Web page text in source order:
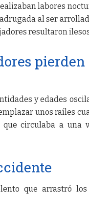
labores
al ser
resultaron
y edades
unos raíles
que circulaba a una
que arrastró